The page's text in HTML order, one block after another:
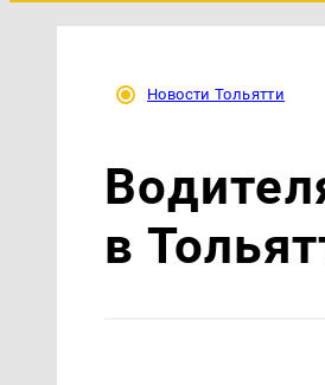
Новости Тольятти
в